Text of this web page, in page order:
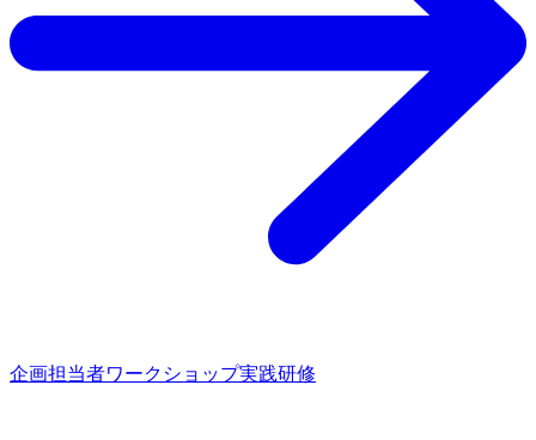
企画担当者ワークショップ実践研修